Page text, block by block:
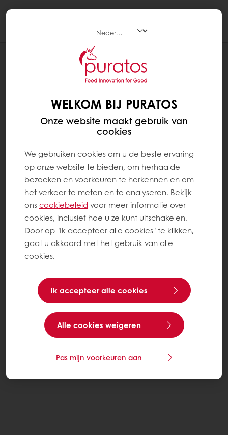
BAKKERIJ
GEKIEMDE GRANEN
WELKOM BIJ PURATOS
Onze website maakt gebruik van
cookies
We gebruiken cookies om u de beste ervaring
op onze website te bieden, om herhaalde
bezoeken en voorkeuren te herkennen en om
het verkeer te meten en te analyseren. Bekijk
ons ​​cookiebeleid voor meer informatie over
cookies, inclusief hoe u ze kunt uitschakelen.
Door op "Ik accepteer alle cookies" te klikken,
gaat u akkoord met het gebruik van alle
cookies.
Ik accepteer alle cookies
Alle cookies weigeren
Pas mijn voorkeuren aan